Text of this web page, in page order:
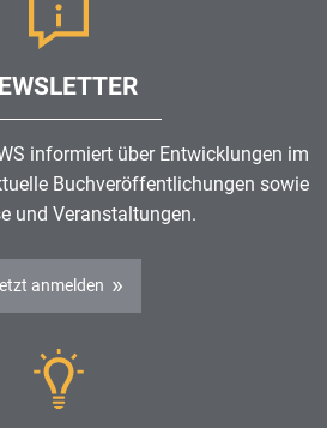
informiert über Entwicklungen im
Buchveröffentlichungen sowie
und Veranstaltungen.
anmelden